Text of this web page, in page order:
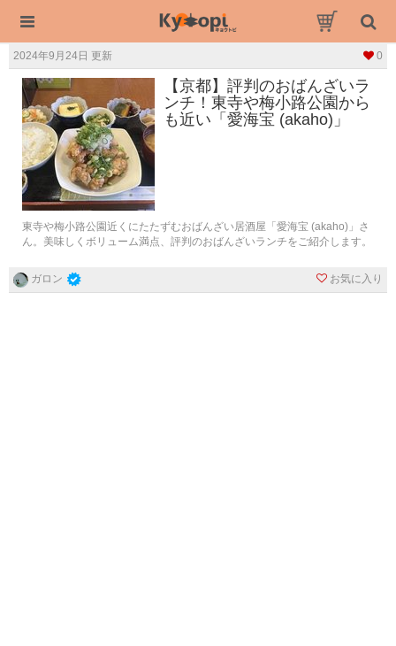
2024年9月24日 更新 0
【京都】評判のおばんざいラ
ンチ！東寺や梅小路公園から
も近い「愛海宝 (akaho)」
東寺や梅小路公園近くにたたずむおばんざい居酒屋「愛海宝 (akaho)」さ
ん。美味しくボリューム満点、評判のおばんざいランチをご紹介します。
ガロン お気に入り